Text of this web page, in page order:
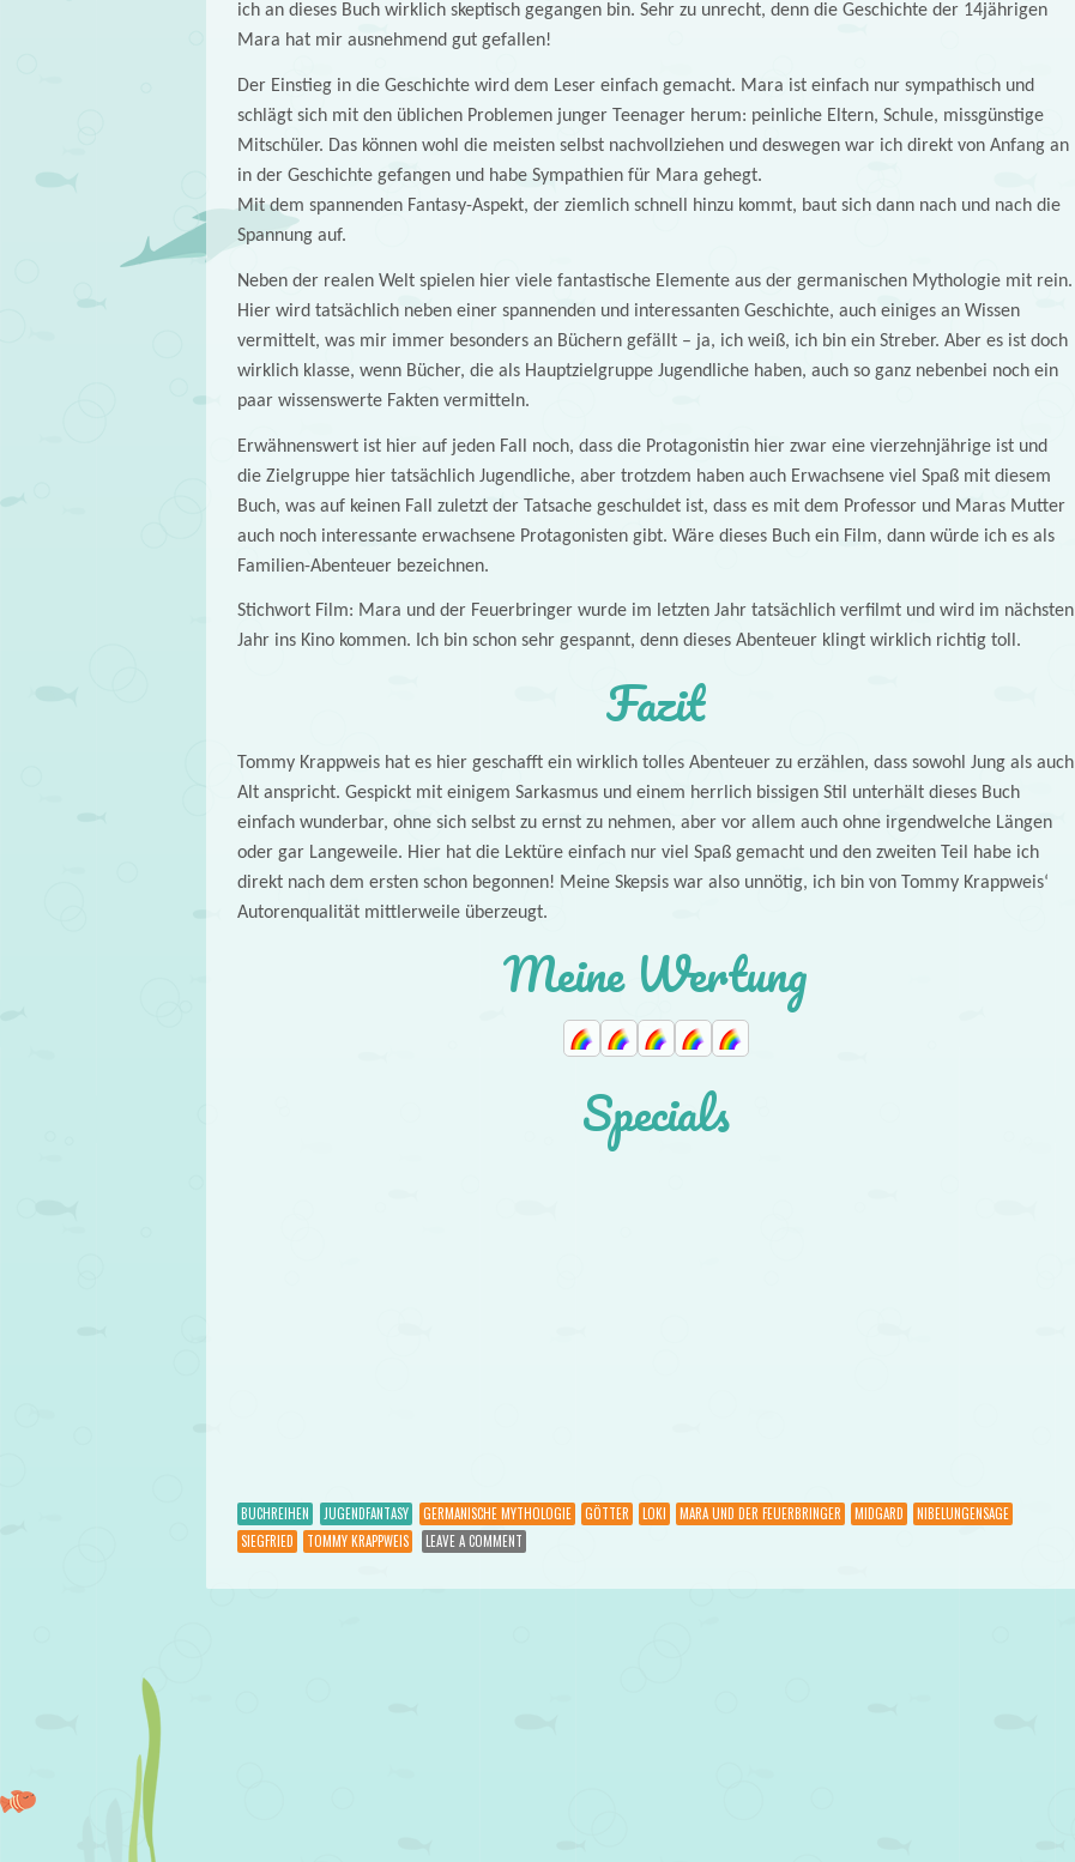
ich an dieses Buch wirklich skeptisch gegangen bin. Sehr zu unrecht, denn die Geschichte der 14jährigen
Mara hat mir ausnehmend gut gefallen!
Der Einstieg in die Geschichte wird dem Leser einfach gemacht. Mara ist einfach nur sympathisch und
schlägt sich mit den üblichen Problemen junger Teenager herum: peinliche Eltern, Schule, missgünstige
Mitschüler. Das können wohl die meisten selbst nachvollziehen und deswegen war ich direkt von Anfang an
in der Geschichte gefangen und habe Sympathien für Mara gehegt.
Mit dem spannenden Fantasy-Aspekt, der ziemlich schnell hinzu kommt, baut sich dann nach und nach die
Spannung auf.
Neben der realen Welt spielen hier viele fantastische Elemente aus der germanischen Mythologie mit rein.
Hier wird tatsächlich neben einer spannenden und interessanten Geschichte, auch einiges an Wissen
vermittelt, was mir immer besonders an Büchern gefällt – ja, ich weiß, ich bin ein Streber. Aber es ist doch
wirklich klasse, wenn Bücher, die als Hauptzielgruppe Jugendliche haben, auch so ganz nebenbei noch ein
paar wissenswerte Fakten vermitteln.
Erwähnenswert ist hier auf jeden Fall noch, dass die Protagonistin hier zwar eine vierzehnjährige ist und
die Zielgruppe hier tatsächlich Jugendliche, aber trotzdem haben auch Erwachsene viel Spaß mit diesem
Buch, was auf keinen Fall zuletzt der Tatsache geschuldet ist, dass es mit dem Professor und Maras Mutter
auch noch interessante erwachsene Protagonisten gibt. Wäre dieses Buch ein Film, dann würde ich es als
Familien-Abenteuer bezeichnen.
Stichwort Film: Mara und der Feuerbringer wurde im letzten Jahr tatsächlich verfilmt und wird im nächsten
Jahr ins Kino kommen. Ich bin schon sehr gespannt, denn dieses Abenteuer klingt wirklich richtig toll.
Fazit
Tommy Krappweis hat es hier geschafft ein wirklich tolles Abenteuer zu erzählen, dass sowohl Jung als auch
Alt anspricht. Gespickt mit einigem Sarkasmus und einem herrlich bissigen Stil unterhält dieses Buch
einfach wunderbar, ohne sich selbst zu ernst zu nehmen, aber vor allem auch ohne irgendwelche Längen
oder gar Langeweile. Hier hat die Lektüre einfach nur viel Spaß gemacht und den zweiten Teil habe ich
direkt nach dem ersten schon begonnen! Meine Skepsis war also unnötig, ich bin von Tommy Krappweis‘
Autorenqualität mittlerweile überzeugt.
Meine Wertung
Specials
BUCHREIHEN JUGENDFANTASY GERMANISCHE MYTHOLOGIE GÖTTER LOKI MARA UND DER FEUERBRINGER MIDGARD
NIBELUNGENSAGE
SIEGFRIED
TOMMY KRAPPWEIS LEAVE A COMMENT